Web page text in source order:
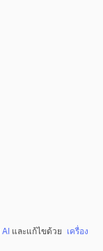
และแก้ไขด้วย เครื่อง